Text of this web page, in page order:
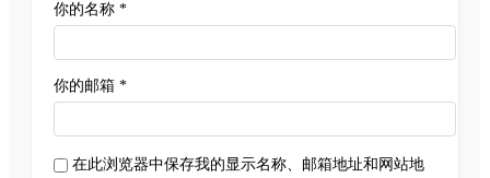
你的名称 *
你的邮箱 *
在此浏览器中保存我的显示名称、邮箱地址和网站地